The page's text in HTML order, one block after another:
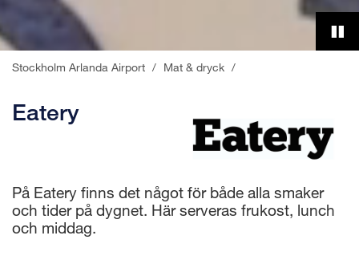
Stockholm Arlanda Airport / Mat & dryck /
Eatery
På Eatery finns det något för både alla smaker
och tider på dygnet. Här serveras frukost, lunch
och middag.